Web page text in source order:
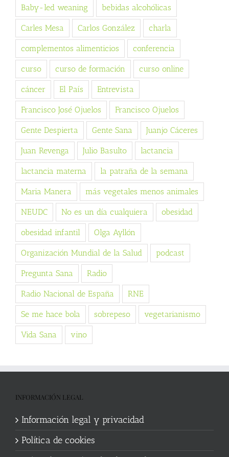
Baby-led weaning bebidas alcohólicas
Carles Mesa Carlos González charla
complementos alimenticios conferencia
curso curso de formación curso online
cáncer El País Entrevista
Francisco José Ojuelos Francisco Ojuelos
Gente Despierta Gente Sana Juanjo Cáceres
Juan Revenga Julio Basulto lactancia
lactancia materna la patraña de la semana
Maria Manera más vegetales menos animales
NEUDC No es un día cualquiera obesidad
obesidad infantil Olga Ayllón
Organización Mundial de la Salud podcast
Pregunta Sana Radio
Radio Nacional de España RNE
Se me hace bola sobrepeso vegetarianismo
Vida Sana vino
INFORMACIÓN LEGAL
Información legal y privacidad
Política de cookies